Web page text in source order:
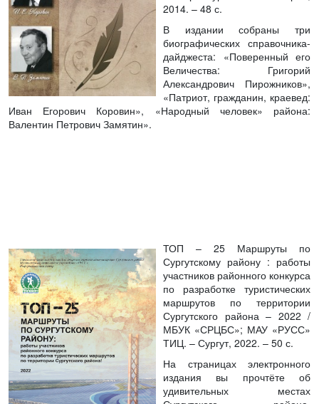
2014. – 48 с.
В издании собраны три
биографических справочника-
дайджеста: «Поверенный его
Величества: Григорий
Александрович Пирожников»,
«Патриот, гражданин, краевед:
Иван Егорович Коровин», «Народный человек» района:
Валентин Петрович Замятин».
ТОП – 25 Маршруты по
Сургутскому району : работы
участников районного конкурса
по разработке туристических
маршрутов по территории
Сургутского района – 2022 /
МБУК «СРЦБС»; МАУ «РУСС»
ТИЦ. – Сургут, 2022. – 50 с.
На страницах электронного
издания вы прочтёте об
удивительных местах